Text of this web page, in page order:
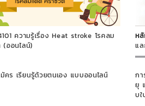
ความรู้เรื่อง Heat stroke โรคลม
ออนไลน์)
คร เรียนรู้ด้วยตนเอง แบบออนไลน์
ห
แ
ก
ยุ แ
บ